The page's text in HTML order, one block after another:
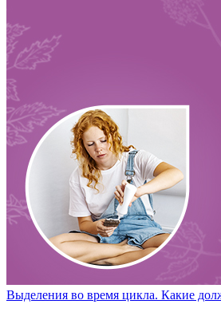
Выделения во время цикла. Какие